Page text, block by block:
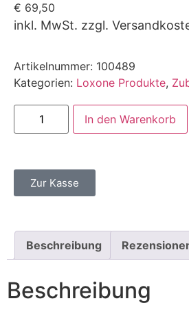
€ 69,50
inkl. MwSt. zzgl.
Artikelnummer: 100489
Kategorien: Loxone Produkte,
In den Warenkorb
Zur Kasse
Beschreibung
Beschreibung